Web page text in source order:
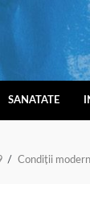
SANATATE
Condiții